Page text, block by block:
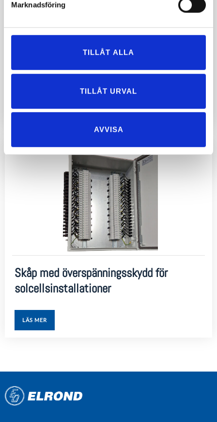
Marknadsföring
TILLÅT ALLA
TILLÅT URVAL
AVVISA
Överspänningsskydd inkl brytare för
solcellsinstallationer
Skåp med överspänningsskydd för
solcellsinstallationer
LÄS MER